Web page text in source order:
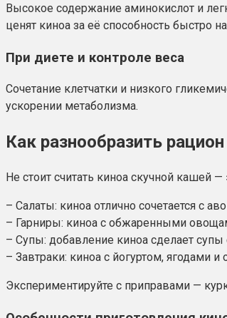
Высокое содержание аминокислот и
ценят киноа за её способность быстро
При диете и контроле веса
Сочетание клетчатки и низкого
ускорении метаболизма.
Как разнообразить
Не стоит считать киноа скучной кашей
– Салаты: киноа отлично сочетается с
– Гарниры: киноа с обжаренными
– Супы: добавление киноа сделает
– Завтраки: киноа с йогуртом, ягодами
Экспериментируйте с приправами —